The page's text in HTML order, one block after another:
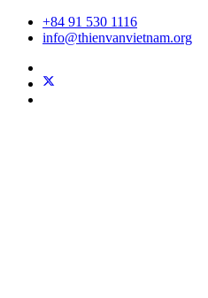
+84 91 530 1116
info@thienvanvietnam.org